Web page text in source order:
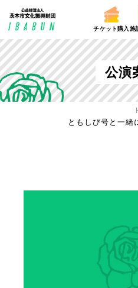
チケット購入 施
公演
ともしび号と一